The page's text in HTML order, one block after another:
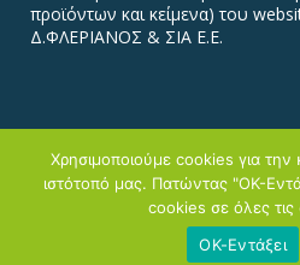
προϊόντων και κείμενα) του
Δ.ΦΛΕΡΙΑΝΟΣ & ΣΙΑ Ε.Ε.
Copyright © Φλεριανός
Εταιρεία Κατάστημα
Νέα-Media
Χρησιμοποιούμε cookies για
ιστότοπό μας. Πατώντας "ΟΚ-
cookies σε όλες τις
ΟΚ-Εντάξει